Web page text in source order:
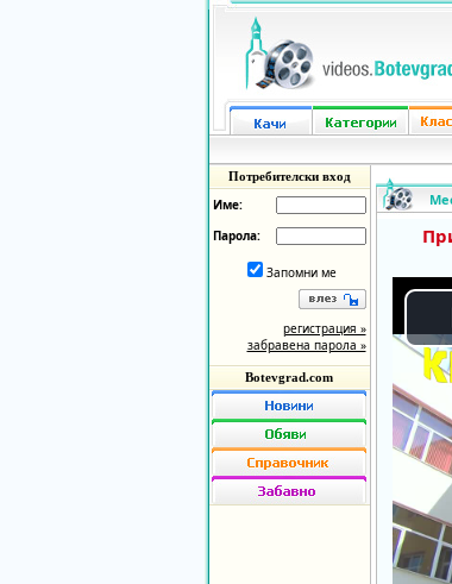
Потребителски вход
Име:
Парола:
Запомни ме
регистрация »
забравена парола »
Botevgrad.com